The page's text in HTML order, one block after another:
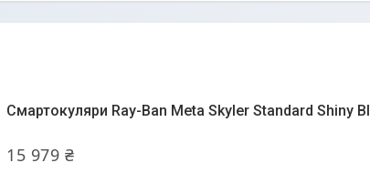
Смартокуляри Ray-Ban Meta Skyler Standard Shiny
15 979 ₴